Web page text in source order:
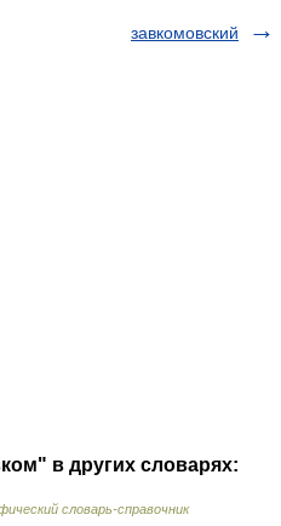
завкомовский
в других словарях:
словарь-справочник